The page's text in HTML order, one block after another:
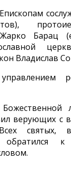
Барац
Владислав
верующих с
святых,
к